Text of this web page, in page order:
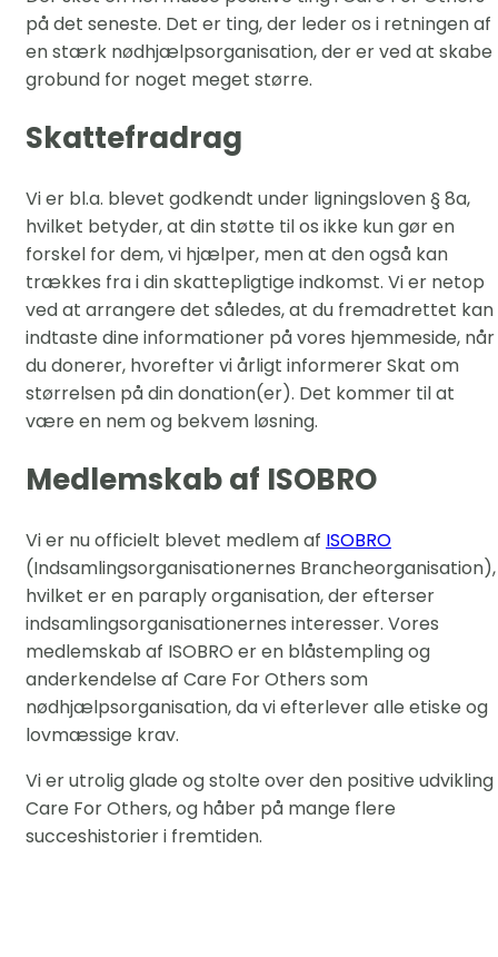
på det seneste. Det er ting, der leder os i retningen af
en stærk nødhjælpsorganisation, der er ved at skabe
grobund for noget meget større.
Skattefradrag
Vi er bl.a. blevet godkendt under ligningsloven § 8a,
hvilket betyder, at din støtte til os ikke kun gør en
forskel for dem, vi hjælper, men at den også kan
trækkes fra i din skattepligtige indkomst. Vi er netop
ved at arrangere det således, at du fremadrettet kan
indtaste dine informationer på vores hjemmeside, når
du donerer, hvorefter vi årligt informerer Skat om
størrelsen på din donation(er). Det kommer til at
være en nem og bekvem løsning.
Medlemskab af ISOBRO
Vi er nu officielt blevet medlem af ISOBRO
(Indsamlingsorganisationernes Brancheorganisation),
hvilket er en paraply organisation, der efterser
indsamlingsorganisationernes interesser. Vores
medlemskab af ISOBRO er en blåstempling og
anderkendelse af Care For Others som
nødhjælpsorganisation, da vi efterlever alle etiske og
lovmæssige krav.
Vi er utrolig glade og stolte over den positive udvikling
Care For Others, og håber på mange flere
succeshistorier i fremtiden.